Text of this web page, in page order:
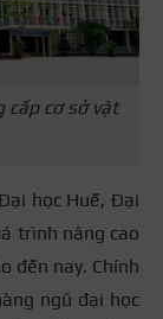
cấp cơ sở vật
học Huế, Đại
trình nâng cao
đến nay. Chính
ngũ đại học